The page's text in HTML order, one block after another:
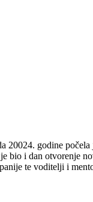
20024. godine
bio i dan otvorenje
te voditelji i